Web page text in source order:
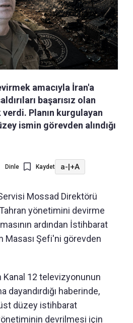
amacıyla İran'a
başarısız olan
Planın kurgulayan
ismin görevden alındığı
Dinle Kaydet a-|+A
Mossad Direktörü
yönetimini devirme
ardından İstihbarat
Masası Şefi'ni görevden
Kanal 12 televizyonunun
dayandırdığı haberinde,
düzey istihbarat
devrilmesi için